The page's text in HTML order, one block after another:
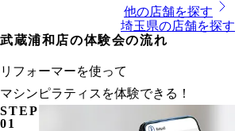
他の店舗を探す
埼玉県の店舗を探す
武蔵浦和店の体験会の流れ
リフォーマーを使って
マシンピラティスを体験できる！
STEP
01